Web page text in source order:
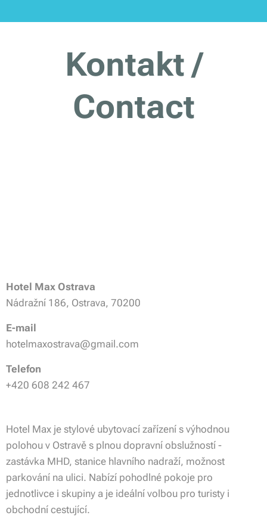
Kontakt /
Contact
Hotel Max Ostrava
Nádražní 186, Ostrava, 70200
E-mail
hotelmaxostrava@gmail.com
Telefon
+420 608 242 467
Hotel Max je stylové ubytovací zařízení s výhodnou
polohou v Ostravě s plnou dopravní obslužností -
zastávka MHD, stanice hlavního nadraží, možnost
parkování na ulici. Nabízí pohodlné pokoje pro
jednotlivce i skupiny a je ideální volbou pro turisty i
obchodní cestující.